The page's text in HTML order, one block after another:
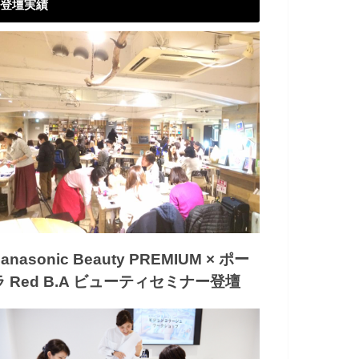
登壇実績
Beauty PREMIUM × ポー
Red B.A ビューティセミナー登壇